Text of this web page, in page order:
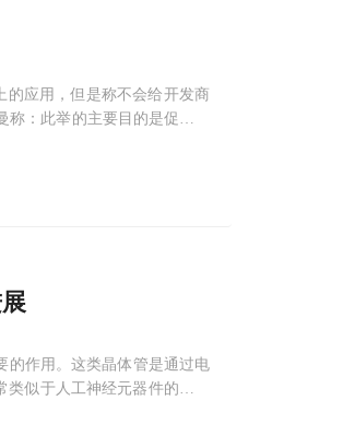
的应用，但是称不会给开发商
：此举的主要目的是促进医
的作用。这类晶体管是通过电
似于人工神经元器件的工作